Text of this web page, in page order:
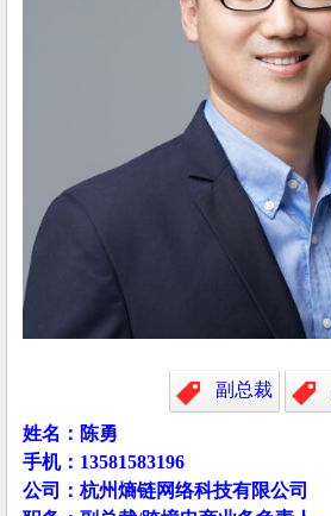
副总裁
姓名：陈勇
手机：13581583196
公司：杭州熵链网络科技有限公司